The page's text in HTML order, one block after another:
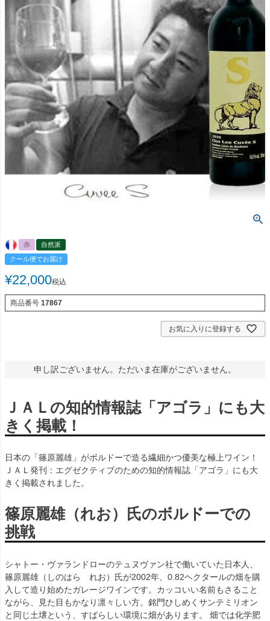
赤
自然派
クール便でお届け
¥22,000税込
商品番号 17867
お気に入りに登録する
申し訳ございません。ただいま在庫がございません。
ＪＡＬの知的情報誌「アゴラ」にも大
きく掲載！
日本の「篠原麗雄」がボルドーで造る繊細かつ優美な極上ワイン！
ＪＡＬ発刊：エグゼクティブのための知的情報誌「アゴラ」にも大
きく掲載されました。
篠原麗雄（れお）氏のボルドーでの
挑戦
シャトー・ヴァランドローのテュヌヴァン社で働いていた日本人、
篠原麗雄（しのはら れお）氏が2002年、0.82ヘクタールの畑を購
入して造り始めたガレージワインです。カッコいい名前もさること
ながら、見た目もかなり凛々しい方。銘門ひしめくサンテミリオン
と同じ土壌という、すばらしい環境に畑があります。 畑では化学肥